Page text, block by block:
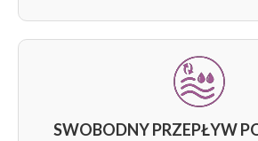
Uprawy:okrywaniewarzyw i
Dzięki optymalnej gramaturze
wybór dla upraw truskawek
Zalecenia użytkowe:
Montaż:rozłóż Agrowłókninę
SWOBODNY PRZEPŁYW